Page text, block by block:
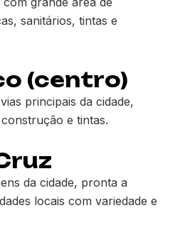
sanitários, tintas e
(centro)
principais da cidade,
e tintas.
da cidade, pronta a
locais com variedade e